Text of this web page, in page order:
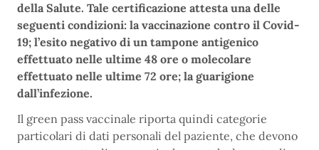
della Salute. Tale certificazione attesta una delle
seguenti condizioni: la vaccinazione contro il Covid-
19; l’esito negativo di un tampone antigenico
effettuato nelle ultime 48 ore o molecolare
effettuato nelle ultime 72 ore; la guarigione
dall’infezione.
Il green pass vaccinale riporta quindi categorie
particolari di dati personali del paziente, che devono